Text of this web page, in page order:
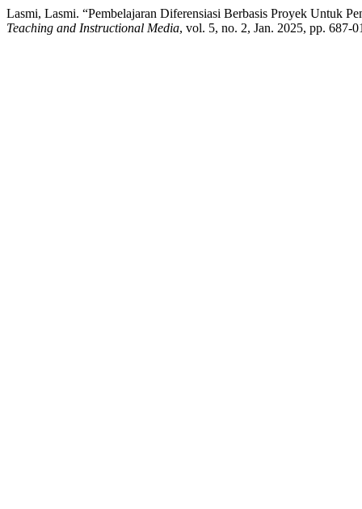
Lasmi, Lasmi. “Pembelajaran Diferensiasi Berbasis Proyek Untuk
Teaching and Instructional Media, vol. 5, no. 2, Jan. 2025, pp. 687-